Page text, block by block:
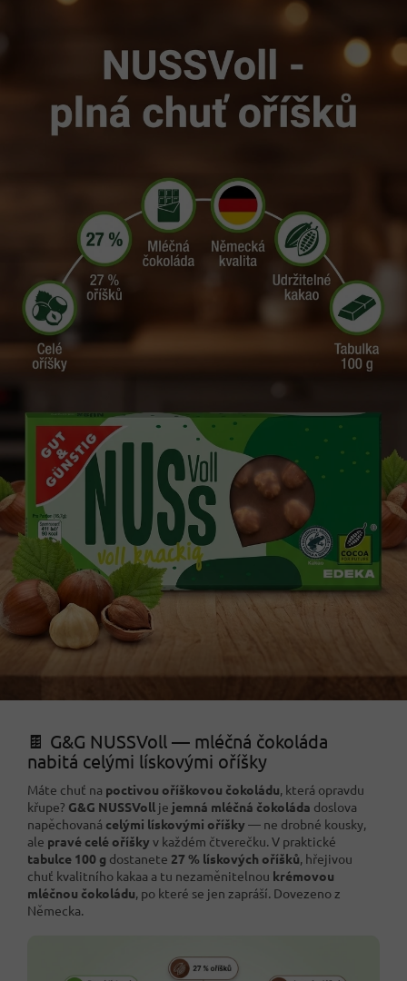
🍫 G&G NUSSVoll — mléčná čokoláda
nabitá celými lískovými oříšky
Máte chuť na poctivou oříškovou čokoládu, která opravdu
křupe? G&G NUSSVoll je jemná mléčná čokoláda doslova
napěchovaná celými lískovými oříšky — ne drobné kousky,
ale pravé celé oříšky v každém čtverečku. V praktické
tabulce 100 g dostanete 27 % lískových oříšků, hřejivou
chuť kvalitního kakaa a tu nezaměnitelnou krémovou
mléčnou čokoládu, po které se jen zapráší. Dovezeno z
Německa.